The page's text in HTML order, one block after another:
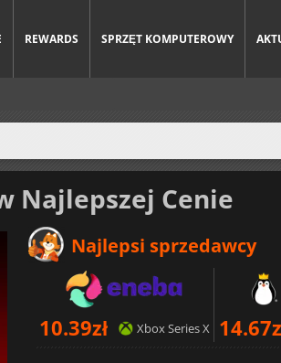
REWARDS SPRZĘT KOMPUTEROWY
Najlepszej Cenie
Najlepsi sprzedawcy
10.39zł Xbox Series X 14.67